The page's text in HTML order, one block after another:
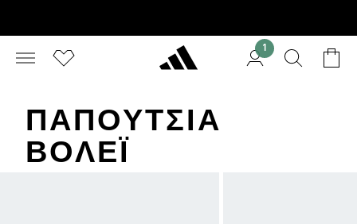
1
ΠΑΠΟΎΤΣΙΑ
ΒΌΛΕΪ